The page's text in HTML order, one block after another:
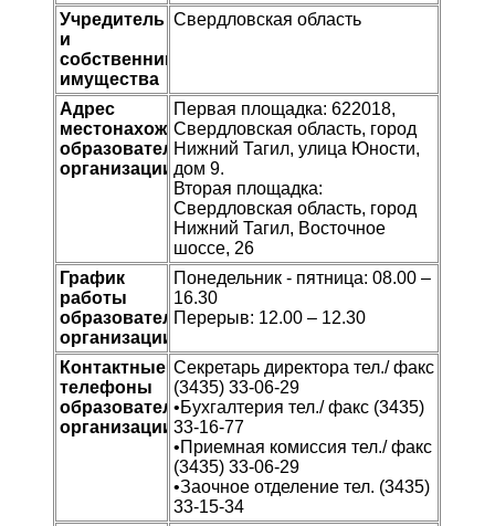
Учредитель
и
собственник
имущества
Свердловская область
Адрес
местонахождения
образовательной
организации
Первая площадка: 622018,
Свердловская область, город
Нижний Тагил, улица Юности,
дом 9.
Вторая площадка:
Свердловская область, город
Нижний Тагил, Восточное
шоссе, 26
График
работы
образовательной
организации
Понедельник - пятница: 08.00 –
16.30
Перерыв: 12.00 – 12.30
Контактные
телефоны
образовательной
организации
Секретарь директора тел./ факс
(3435) 33-06-29
•Бухгалтерия тел./ факс (3435)
33-16-77
•Приемная комиссия тел./ факс
(3435) 33-06-29
•Заочное отделение тел. (3435)
33-15-34